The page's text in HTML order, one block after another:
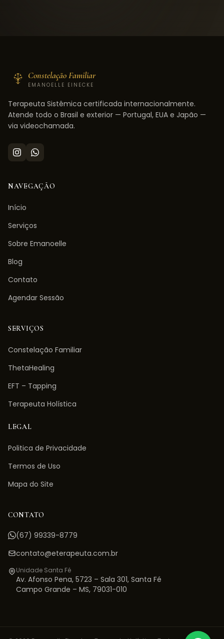
Constelação Familiar
EMANOELLE EINECKE
Terapeuta Sistêmica certificada internacionalmente.
Atende todo o Brasil e exterior — Portugal, EUA e Japão —
via videochamada.
NAVEGAÇÃO
Início
Serviços
Sobre Emanoelle
Blog
Contato
Agendar Sessão
SERVIÇOS
Constelação Familiar
ThetaHealing
EFT – Tapping
Terapeuta Holística
LEGAL
Politica de Privacidade
Termos de Uso
Mapa do Site
CONTATO
(67) 99339-8779
contato@eterapeuta.com.br
Unidade Santa Fé
Av. Afonso Pena, 5723 – Sala 301, Santa Fé
Campo Grande – MS, 79031-010